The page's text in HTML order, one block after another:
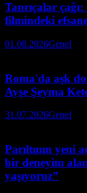
Tanrıçalar
filmindeki
01.08.2026Genel
Roma'da aşk
Ayşe Şeyma
31.07.2026Genel
Parıltının yeni
bir deneyim
yaşıyoruz”